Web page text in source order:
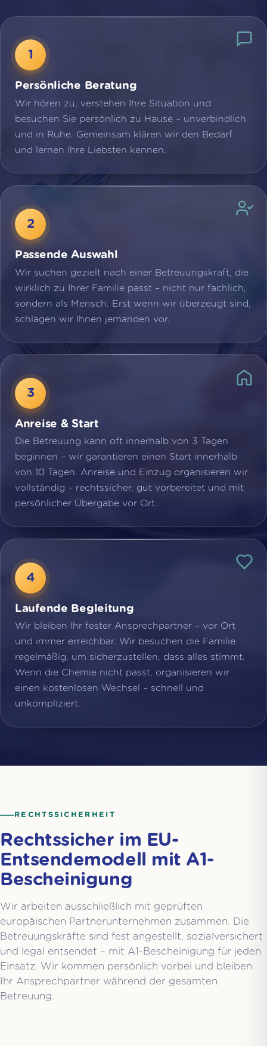
Persönliche Beratung
Wir hören zu, verstehen Ihre Situation und
besuchen Sie persönlich zu Hause – unverbindlich
und in Ruhe. Gemeinsam klären wir den Bedarf
und lernen Ihre Liebsten kennen.
Passende Auswahl
Wir suchen gezielt nach einer Betreuungskraft, die
wirklich zu Ihrer Familie passt – nicht nur fachlich,
sondern als Mensch. Erst wenn wir überzeugt sind,
schlagen wir Ihnen jemanden vor.
Anreise & Start
Die Betreuung kann oft innerhalb von 3 Tagen
beginnen – wir garantieren einen Start innerhalb
von 10 Tagen. Anreise und Einzug organisieren wir
vollständig – rechtssicher, gut vorbereitet und mit
persönlicher Übergabe vor Ort.
Laufende Begleitung
Wir bleiben Ihr fester Ansprechpartner – vor Ort
und immer erreichbar. Wir besuchen die Familie
regelmäßig, um sicherzustellen, dass alles stimmt.
Wenn die Chemie nicht passt, organisieren wir
einen kostenlosen Wechsel – schnell und
unkompliziert.
RECHTSSICHERHEIT
Rechtssicher im EU-
Entsendemodell mit A1-
Bescheinigung
Wir arbeiten ausschließlich mit geprüften
europäischen Partnerunternehmen zusammen. Die
Betreuungskräfte sind fest angestellt, sozialversichert
und legal entsendet – mit A1-Bescheinigung für jeden
Einsatz. Wir kommen persönlich vorbei und bleiben
Ihr Ansprechpartner während der gesamten
Betreuung.